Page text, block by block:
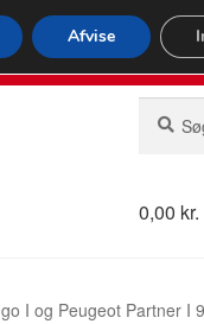
72 02Man-fre
efter:
0,00 kr.
I og Peugeot Partner I
Afvise